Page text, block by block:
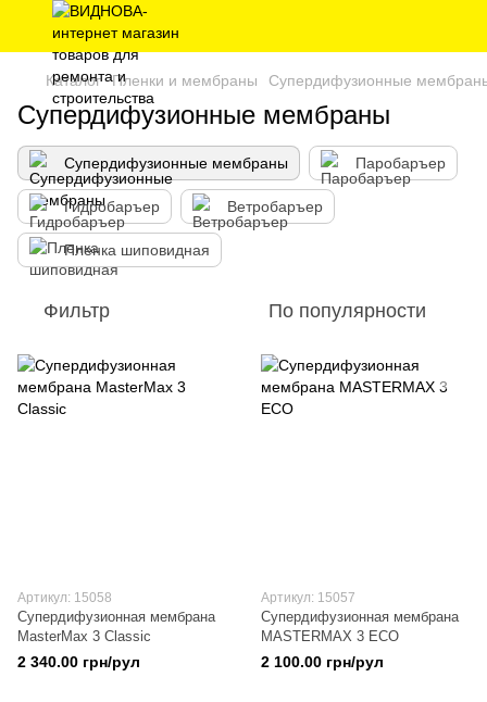
Каталог Пленки и мембраны Супердифузионные
Супердифузионные мембраны
Супердифузионные мембраны Паробаръер
Гидробаръер Ветробаръер
Пленка шиповидная
Фильтр По популярности
Артикул: 15058
Супердифузионная мембрана
MasterMax 3 Classic
2 340.00 грн/рул
Артикул: 15057
Супердифузионная мембрана
MASTERMAX 3 ECO
2 100.00 грн/рул